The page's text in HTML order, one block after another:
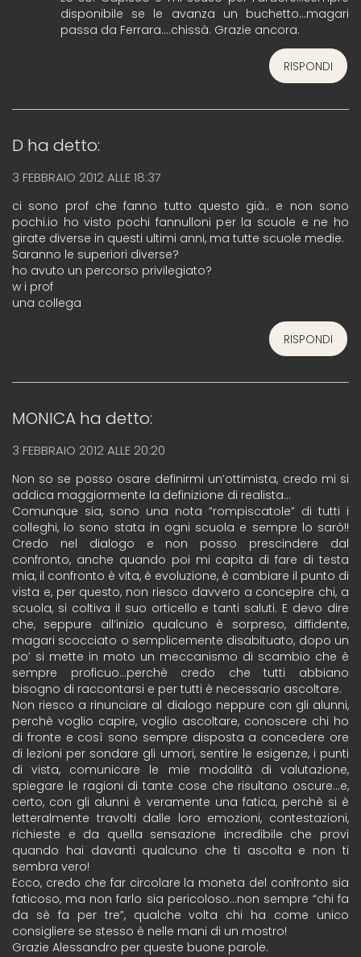
disponibile se le avanza un buchetto…magari
passa da Ferrara….chissà. Grazie ancora.
RISPONDI
D ha detto:
3 FEBBRAIO 2012 ALLE 18:37
ci sono prof che fanno tutto questo già.. e non sono
pochi.io ho visto pochi fannulloni per la scuole e ne ho
girate diverse in questi ultimi anni, ma tutte scuole medie.
Saranno le superiori diverse?
ho avuto un percorso privilegiato?
w i prof
una collega
RISPONDI
MONICA ha detto:
3 FEBBRAIO 2012 ALLE 20:20
Non so se posso osare definirmi un’ottimista, credo mi si
addica maggiormente la definizione di realista…
Comunque sia, sono una nota “rompiscatole” di tutti i
colleghi, lo sono stata in ogni scuola e sempre lo sarò!!
Credo nel dialogo e non posso prescindere dal
confronto, anche quando poi mi capita di fare di testa
mia, il confronto è vita, è evoluzione, è cambiare il punto di
vista e, per questo, non riesco davvero a concepire chi, a
scuola, si coltiva il suo orticello e tanti saluti. E devo dire
che, seppure all’inizio qualcuno è sorpreso, diffidente,
magari scocciato o semplicemente disabituato, dopo un
po’ si mette in moto un meccanismo di scambio che è
sempre proficuo…perchè credo che tutti abbiano
bisogno di raccontarsi e per tutti è necessario ascoltare.
Non riesco a rinunciare al dialogo neppure con gli alunni,
perchè voglio capire, voglio ascoltare, conoscere chi ho
di fronte e così sono sempre disposta a concedere ore
di lezioni per sondare gli umori, sentire le esigenze, i punti
di vista, comunicare le mie modalità di valutazione,
spiegare le ragioni di tante cose che risultano oscure…e,
certo, con gli alunni è veramente una fatica, perchè si è
letteralmente travolti dalle loro emozioni, contestazioni,
richieste e da quella sensazione incredibile che provi
quando hai davanti qualcuno che ti ascolta e non ti
sembra vero!
Ecco, credo che far circolare la moneta del confronto sia
faticoso, ma non farlo sia pericoloso…non sempre “chi fa
da sè fa per tre”, qualche volta chi ha come unico
consigliere se stesso è nelle mani di un mostro!
Grazie Alessandro per queste buone parole.